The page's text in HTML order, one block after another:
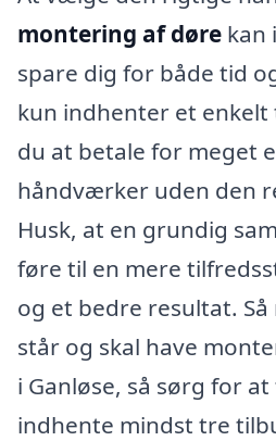
montering af døre kan
spare dig for både tid
kun indhenter et
du at betale for meget
håndværker uden den
Husk, at en grundig
føre til en mere
og et bedre resultat.
står og skal have
i Ganløse, så sørg for
indhente mindst tre